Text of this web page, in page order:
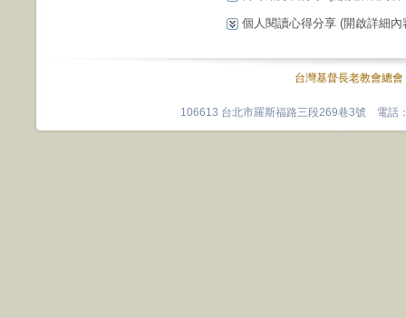
個人閱讀心得分享 (開啟詳細內
台灣基督長老教會總會
106613 台北市羅斯福路三段269巷3號 電